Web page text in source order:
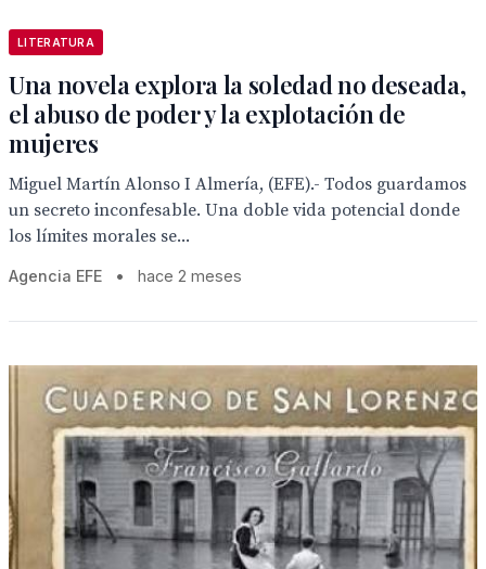
LITERATURA
Una novela explora la soledad no deseada,
el abuso de poder y la explotación de
mujeres
Miguel Martín Alonso I Almería, (EFE).- Todos guardamos
un secreto inconfesable. Una doble vida potencial donde
los límites morales se...
Agencia EFE • hace 2 meses